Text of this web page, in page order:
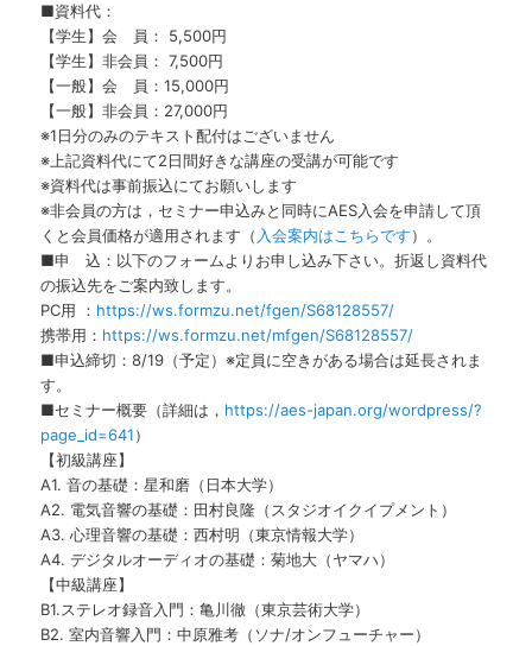
■資料代：
【学生】会 員： 5,500円
【学生】非会員： 7,500円
【一般】会 員：15,000円
【一般】非会員：27,000円
※1日分のみのテキスト配付はございません
※上記資料代にて2日間好きな講座の受講が可能です
※資料代は事前振込にてお願いします
※非会員の方は，セミナー申込みと同時にAES入会を申請して頂
くと会員価格が適用されます（ 入会案内はこちらです）。
■申 込：以下のフォームよりお申し込み下さい。折返し資料代
の振込先をご案内致します。
PC用 ： https://ws.formzu.net/fgen/S68128557/
携帯用： https://ws.formzu.net/mfgen/S68128557/
■申込締切：8/19（予定）※定員に空きがある場合は延長されま
す。
■セミナー概要（詳細は， https://aes-japan.org/wordpress/?
page_id=641）
【初級講座】
A1. 音の基礎：星和磨（日本大学）
A2. 電気音響の基礎：田村良隆（スタジオイクイプメント）
A3. 心理音響の基礎：西村明（東京情報大学）
A4. デジタルオーディオの基礎：菊地大（ヤマハ）
【中級講座】
B1.ステレオ録音入門：亀川徹（東京芸術大学）
B2. 室内音響入門：中原雅考（ソナ/オンフューチャー）